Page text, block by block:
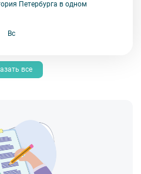
Петербурга в одном
Вс
все